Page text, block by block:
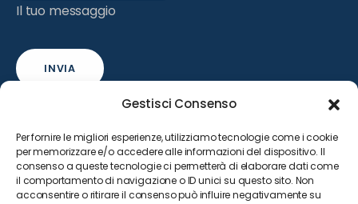
Gestisci Consenso
Per fornire le migliori esperienze, utilizziamo tecnologie come i cookie
per memorizzare e/o accedere alle informazioni del dispositivo. Il
consenso a queste tecnologie ci permetterà di elaborare dati come
il comportamento di navigazione o ID unici su questo sito. Non
acconsentire o ritirare il consenso può influire negativamente su
Il tuo messaggio
INVIA